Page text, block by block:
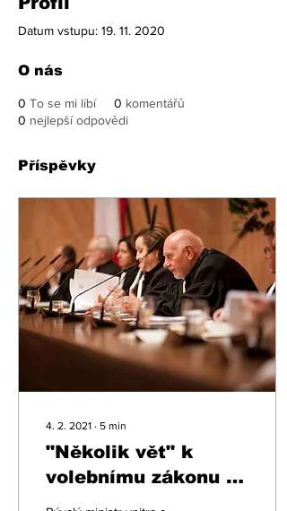
Datum vstupu: 19. 11. 2020
O nás
0 To se mi líbí 0 komentářů
0 nejlepší odpovědi
Příspěvky
4. 2. 2021 ∙ 5 min
"Několik vět" k
volebnímu zákonu a